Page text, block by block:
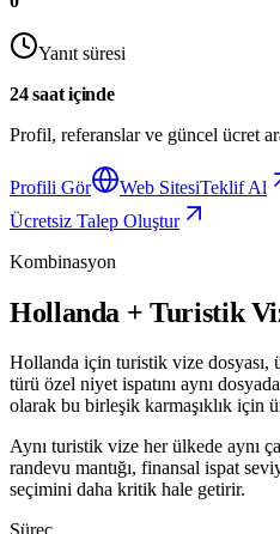
Yanıt süresi
24 saat içinde
Profil, referanslar ve güncel ücret
Profili Gör Web SitesiTeklif Al
Ücretsiz Talep Oluştur
Kombinasyon
Hollanda + Turistik
Hollanda için turistik vize dosyası,
türü özel niyet ispatını aynı
olarak bu birleşik karmaşıklık için
Aynı turistik vize her ülkede aynı
randevu mantığı, finansal ispat
seçimini daha kritik hale getirir.